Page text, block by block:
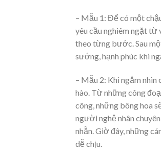
– Mẫu 1: Để có một
yêu cầu nghiêm ngặt từ
theo từng bước. Sau
sướng, hạnh phúc khi
– Mẫu 2: Khi ngắm
hào. Từ những công
công, những bông hoa
người nghệ nhân
nhẫn. Giờ đây, những
dễ chịu.